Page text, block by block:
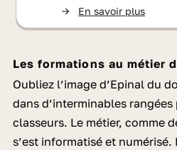
-> En savoir plus
Les formations au métier
Oubliez l’image d’Epinal du
dans d’interminables
classeurs. Le métier, comme
s’est informatisé et